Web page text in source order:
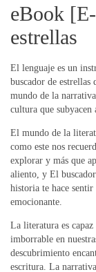
eBook
estrellas
El lenguaje es un
buscador de
mundo de la
cultura que
El mundo de la
como este nos
explorar y más que
aliento, y El
historia te hace
emocionante.
La literatura es
imborrable en
descubrimiento
escritura. La